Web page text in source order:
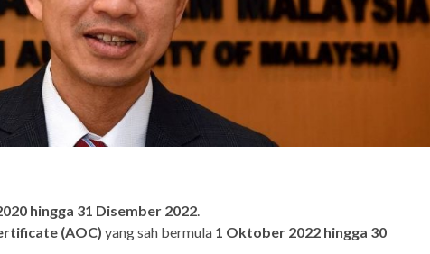
hingga 31 Disember 2022.
(AOC) yang sah bermula 1 Oktober 2022 hingga 30